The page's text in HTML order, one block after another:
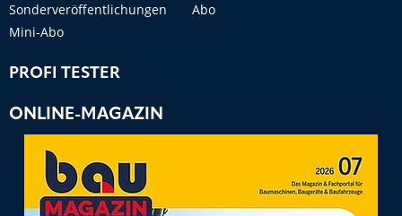
Sonderveröffentlichungen
Abo
Mini-Abo
PROFI TESTER
ONLINE-MAGAZIN